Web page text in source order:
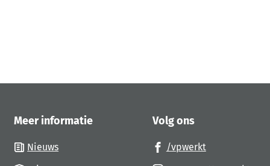
Meer informatie
Nieuws
Volg ons
/vpwerkt(Verwijst